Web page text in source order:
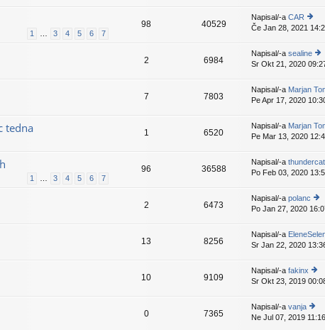
is
p
k
d
nji
pr
is
p
e
k
z
d
nji
pr
is
p
e
k
1 … 3 4 5 6 7
98 40529
Napisal/-a CAR
o
ej
z
d
nji
pr
is
p
e
k
Če Jan 28, 2021
2 6984
Napisal/-a sealine
o
ej
z
d
nji
pr
is
p
e
e
k
Sr Okt 21, 2020
7 7803
Napisal/-a Marjan
Pe Apr 17, 2020
tedna 1 6520
Napisal/-a Marjan
Pe Mar 13, 2020
1 … 3 4 5 6 7
96 36588
Napisal/-a thundercat
Po Feb 03, 2020
2 6473
Napisal/-a polanc
o
ej
z
d
nji
pr
is
p
e
Po Jan 27, 2020
13 8256
Napisal/-a
Sr Jan 22, 2020
10 9109
Napisal/-a fakinx
o
ej
z
Sr Okt 23, 2019
0 7365
Napisal/-a vanja
o
Ne Jul 07, 2019 11:16